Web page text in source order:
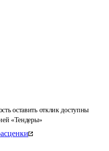
оставить отклик доступны
«Тендеры»